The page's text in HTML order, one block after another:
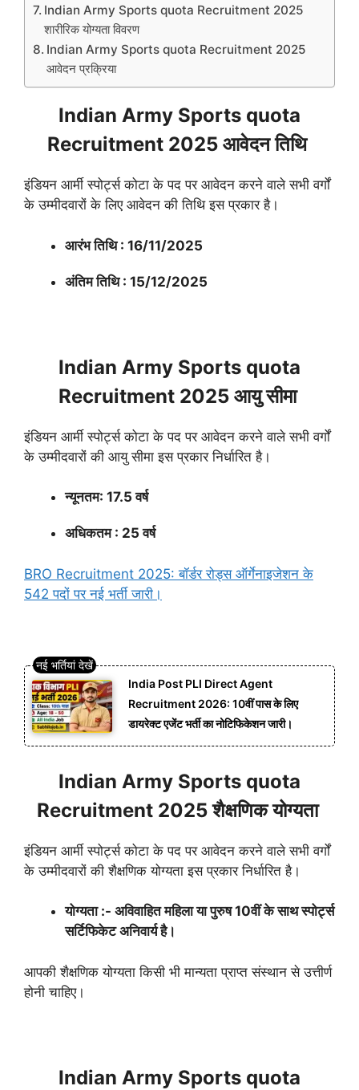
Indian Army Sports quota Recruitment 2025
शारीरिक योग्यता विवरण
Indian Army Sports quota Recruitment 2025
आवेदन प्रक्रिया
Indian Army Sports quota
Recruitment 2025 आवेदन तिथि
इंडियन आर्मी स्पोर्ट्स कोटा के पद पर आवेदन करने वाले सभी वर्गों
के उम्मीदवारों के लिए आवेदन की तिथि इस प्रकार है।
आरंभ तिथि : 16/11/2025
अंतिम तिथि : 15/12/2025
Indian Army Sports quota
Recruitment 2025 आयु सीमा
इंडियन आर्मी स्पोर्ट्स कोटा के पद पर आवेदन करने वाले सभी वर्गों
के उम्मीदवारों की आयु सीमा इस प्रकार निर्धारित है।
न्यूनतम: 17.5 वर्ष
अधिकतम : 25 वर्ष
BRO Recruitment 2025: बॉर्डर रोड्स ऑर्गेनाइजेशन के
542 पदों पर नई भर्ती जारी।
India Post PLI Direct Agent
Recruitment 2026: 10वीं पास के लिए
डायरेक्ट एजेंट भर्ती का नोटिफिकेशन जारी।
Indian Army Sports quota
Recruitment 2025 शैक्षणिक योग्यता
इंडियन आर्मी स्पोर्ट्स कोटा के पद पर आवेदन करने वाले सभी वर्गों
के उम्मीदवारों की शैक्षणिक योग्यता इस प्रकार निर्धारित है।
योग्यता :- अविवाहित महिला या पुरुष 10वीं के साथ स्पोर्ट्स
सर्टिफिकेट अनिवार्य है।
आपकी शैक्षणिक योग्यता किसी भी मान्यता प्राप्त संस्थान से उत्तीर्ण
होनी चाहिए।
Indian Army Sports quota